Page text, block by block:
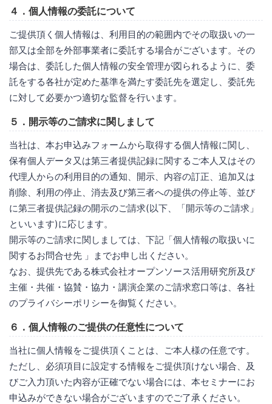
４．個人情報の委託について
ご提供頂く個人情報は、利用目的の範囲内でその取扱いの一
部又は全部を外部事業者に委託する場合がございます。その
場合は、委託した個人情報の安全管理が図られるように、委
託をする各社が定めた基準を満たす委託先を選定し、委託先
に対して必要かつ適切な監督を行います。
５．開示等のご請求に関しまして
当社は、本お申込みフォームから取得する個人情報に関し、
保有個人データ又は第三者提供記録に関するご本人又はその
代理人からの利用目的の通知、開示、内容の訂正、追加又は
削除、利用の停止、消去及び第三者への提供の停止等、並び
に第三者提供記録の開示のご請求(以下、「開示等のご請求」
といいます)に応じます。
開示等のご請求に関しましては、下記「個人情報の取扱いに
関するお問合せ先 」までお申し出ください。
なお、提供先である株式会社オープンソース活用研究所及び
主催・共催・協賛・協力・講演企業のご請求窓口等は、各社
のプライバシーポリシーを御覧ください。
６．個人情報のご提供の任意性について
当社に個人情報をご提供頂くことは、ご本人様の任意です。
ただし、必須項目に設定する情報をご提供頂けない場合、及
びご入力頂いた内容が正確でない場合には、本セミナーにお
申込みができない場合がございますのでご了承ください。